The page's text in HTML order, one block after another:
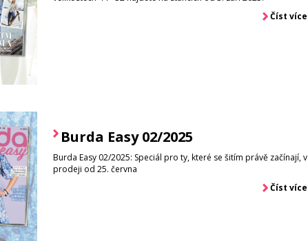
Číst více
Burda Easy 02/2025
Burda Easy 02/2025: Speciál pro ty, které se šitím právě začínají, v
prodeji od 25. června
Číst více